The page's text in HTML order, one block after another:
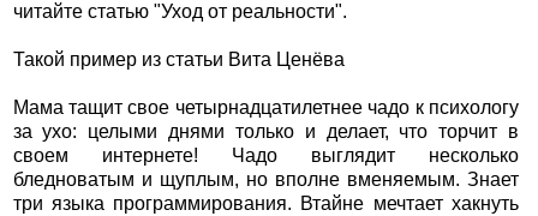
читайте статью "Уход от реальности".
Такой пример из статьи Вита Ценёва
Мама тащит свое четырнадцатилетнее чадо к психологу
за ухо: целыми днями только и делает, что торчит в
своем интернете! Чадо выглядит несколько
бледноватым и щуплым, но вполне вменяемым. Знает
три языка программирования. Втайне мечтает хакнуть